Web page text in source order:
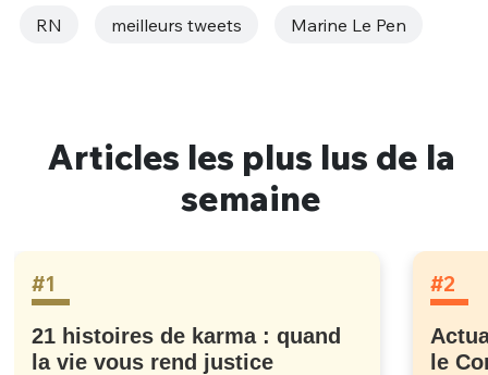
RN meilleurs tweets Marine Le Pen
Articles les plus lus de la
semaine
#1
21 histoires de karma : quand
la vie vous rend justice
#2
le